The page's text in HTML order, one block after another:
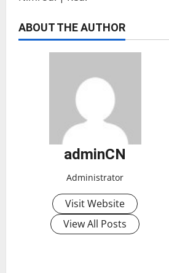
ABOUT THE AUTHOR
adminCN
Administrator
Visit Website
View All Posts